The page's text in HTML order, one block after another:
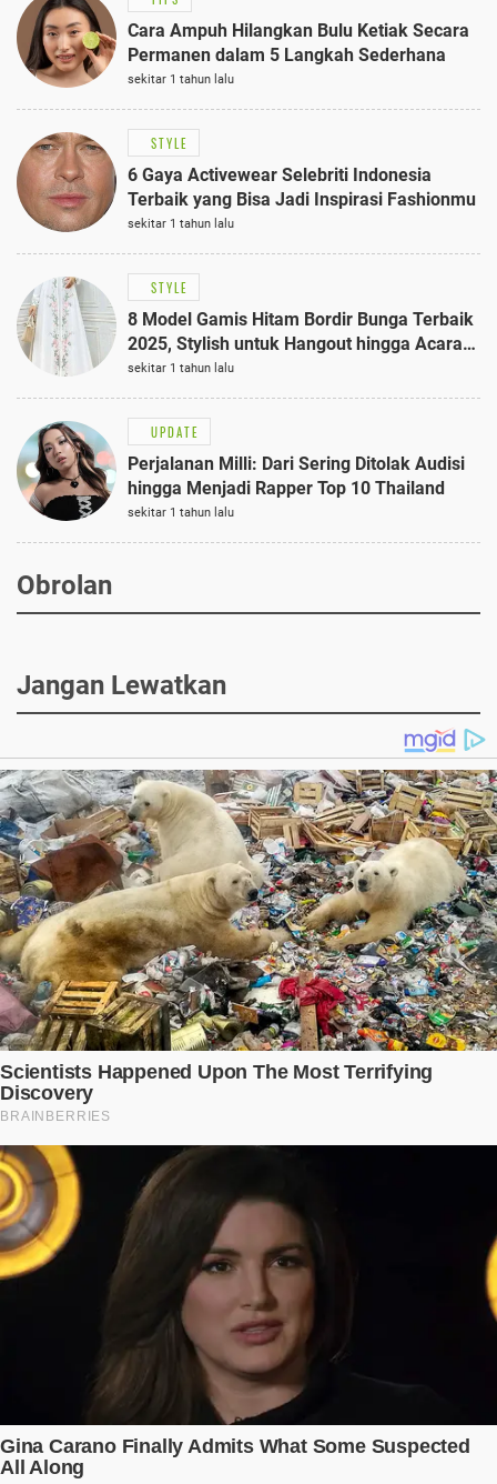
Cara Ampuh Hilangkan Bulu Ketiak Secara
Permanen dalam 5 Langkah Sederhana
sekitar 1 tahun lalu
STYLE
6 Gaya Activewear Selebriti Indonesia
Terbaik yang Bisa Jadi Inspirasi Fashionmu
sekitar 1 tahun lalu
STYLE
8 Model Gamis Hitam Bordir Bunga Terbaik
2025, Stylish untuk Hangout hingga Acara
Semi-Formal
sekitar 1 tahun lalu
UPDATE
Perjalanan Milli: Dari Sering Ditolak Audisi
hingga Menjadi Rapper Top 10 Thailand
sekitar 1 tahun lalu
Obrolan
Jangan Lewatkan